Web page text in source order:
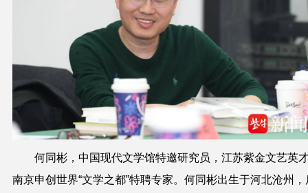
何同彬，中国现代文学馆特邀研究员，江苏紫金文艺英
南京申创世界“文学之都”特聘专家。何同彬出生于河北沧州，